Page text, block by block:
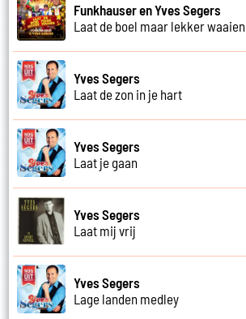
Funkhauser en Yves Segers
Laat de boel maar lekker waaien
Yves Segers
Laat de zon in je hart
Yves Segers
Laat je gaan
Yves Segers
Laat mij vrij
Yves Segers
Lage landen medley